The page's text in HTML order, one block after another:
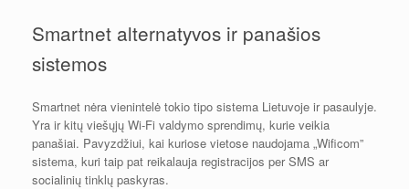
Smartnet alternatyvos ir panašios
sistemos
Smartnet nėra vienintelė tokio tipo sistema Lietuvoje ir pasaulyje.
Yra ir kitų viešųjų Wi-Fi valdymo sprendimų, kurie veikia
panašiai. Pavyzdžiui, kai kuriose vietose naudojama „Wificom”
sistema, kuri taip pat reikalauja registracijos per SMS ar
socialinių tinklų paskyras.